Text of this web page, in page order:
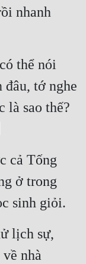
nhanh
thể nói
tớ nghe
là sao thế?
cả Tống
ở trong
sinh giỏi.
lịch sự,
nhà